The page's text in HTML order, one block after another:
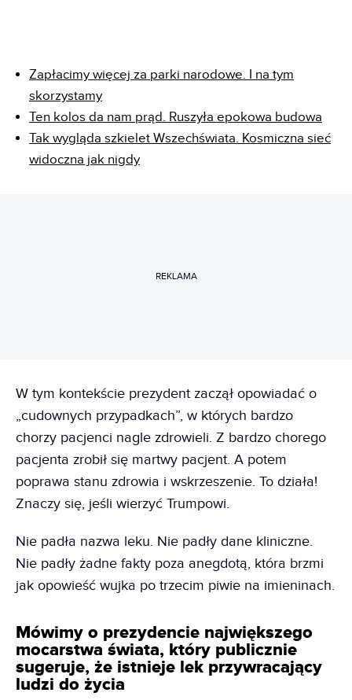
Zapłacimy więcej za parki narodowe. I na tym
skorzystamy
Ten kolos da nam prąd. Ruszyła epokowa budowa
Tak wygląda szkielet Wszechświata. Kosmiczna sieć
widoczna jak nigdy
REKLAMA
W tym kontekście prezydent zaczął opowiadać o
„cudownych przypadkach”, w których bardzo
chorzy pacjenci nagle zdrowieli. Z bardzo chorego
pacjenta zrobił się martwy pacjent. A potem
poprawa stanu zdrowia i wskrzeszenie. To działa!
Znaczy się, jeśli wierzyć Trumpowi.
Nie padła nazwa leku. Nie padły dane kliniczne.
Nie padły żadne fakty poza anegdotą, która brzmi
jak opowieść wujka po trzecim piwie na imieninach.
Mówimy o prezydencie największego
mocarstwa świata, który publicznie
sugeruje, że istnieje lek przywracający
ludzi do życia